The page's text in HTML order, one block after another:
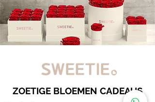
ZOETIGE BLOEMEN CADEAUS